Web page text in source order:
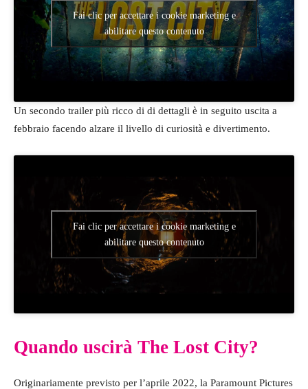
Fai clic per accettare i cookie marketing e
abilitare questo contenuto
Un secondo trailer più ricco di di dettagli è in seguito uscita a
febbraio facendo alzare il livello di curiosità e divertimento.
Fai clic per accettare i cookie marketing e
abilitare questo contenuto
Quando uscirà The Lost City?
Originariamente previsto per l’aprile 2022, la Paramount Pictures